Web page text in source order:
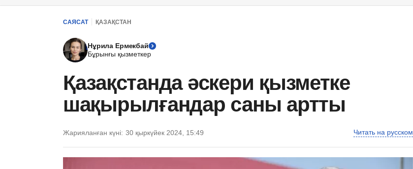
САЯСАТ ҚАЗАҚСТАН
Нұрила Ермекбай
Бұрынғы қызметкер
Қазақстанда әскери қызметке
шақырылғандар саны артты
Жарияланған күні: 30 қыркүйек 2024, 15:49 Читать на русском